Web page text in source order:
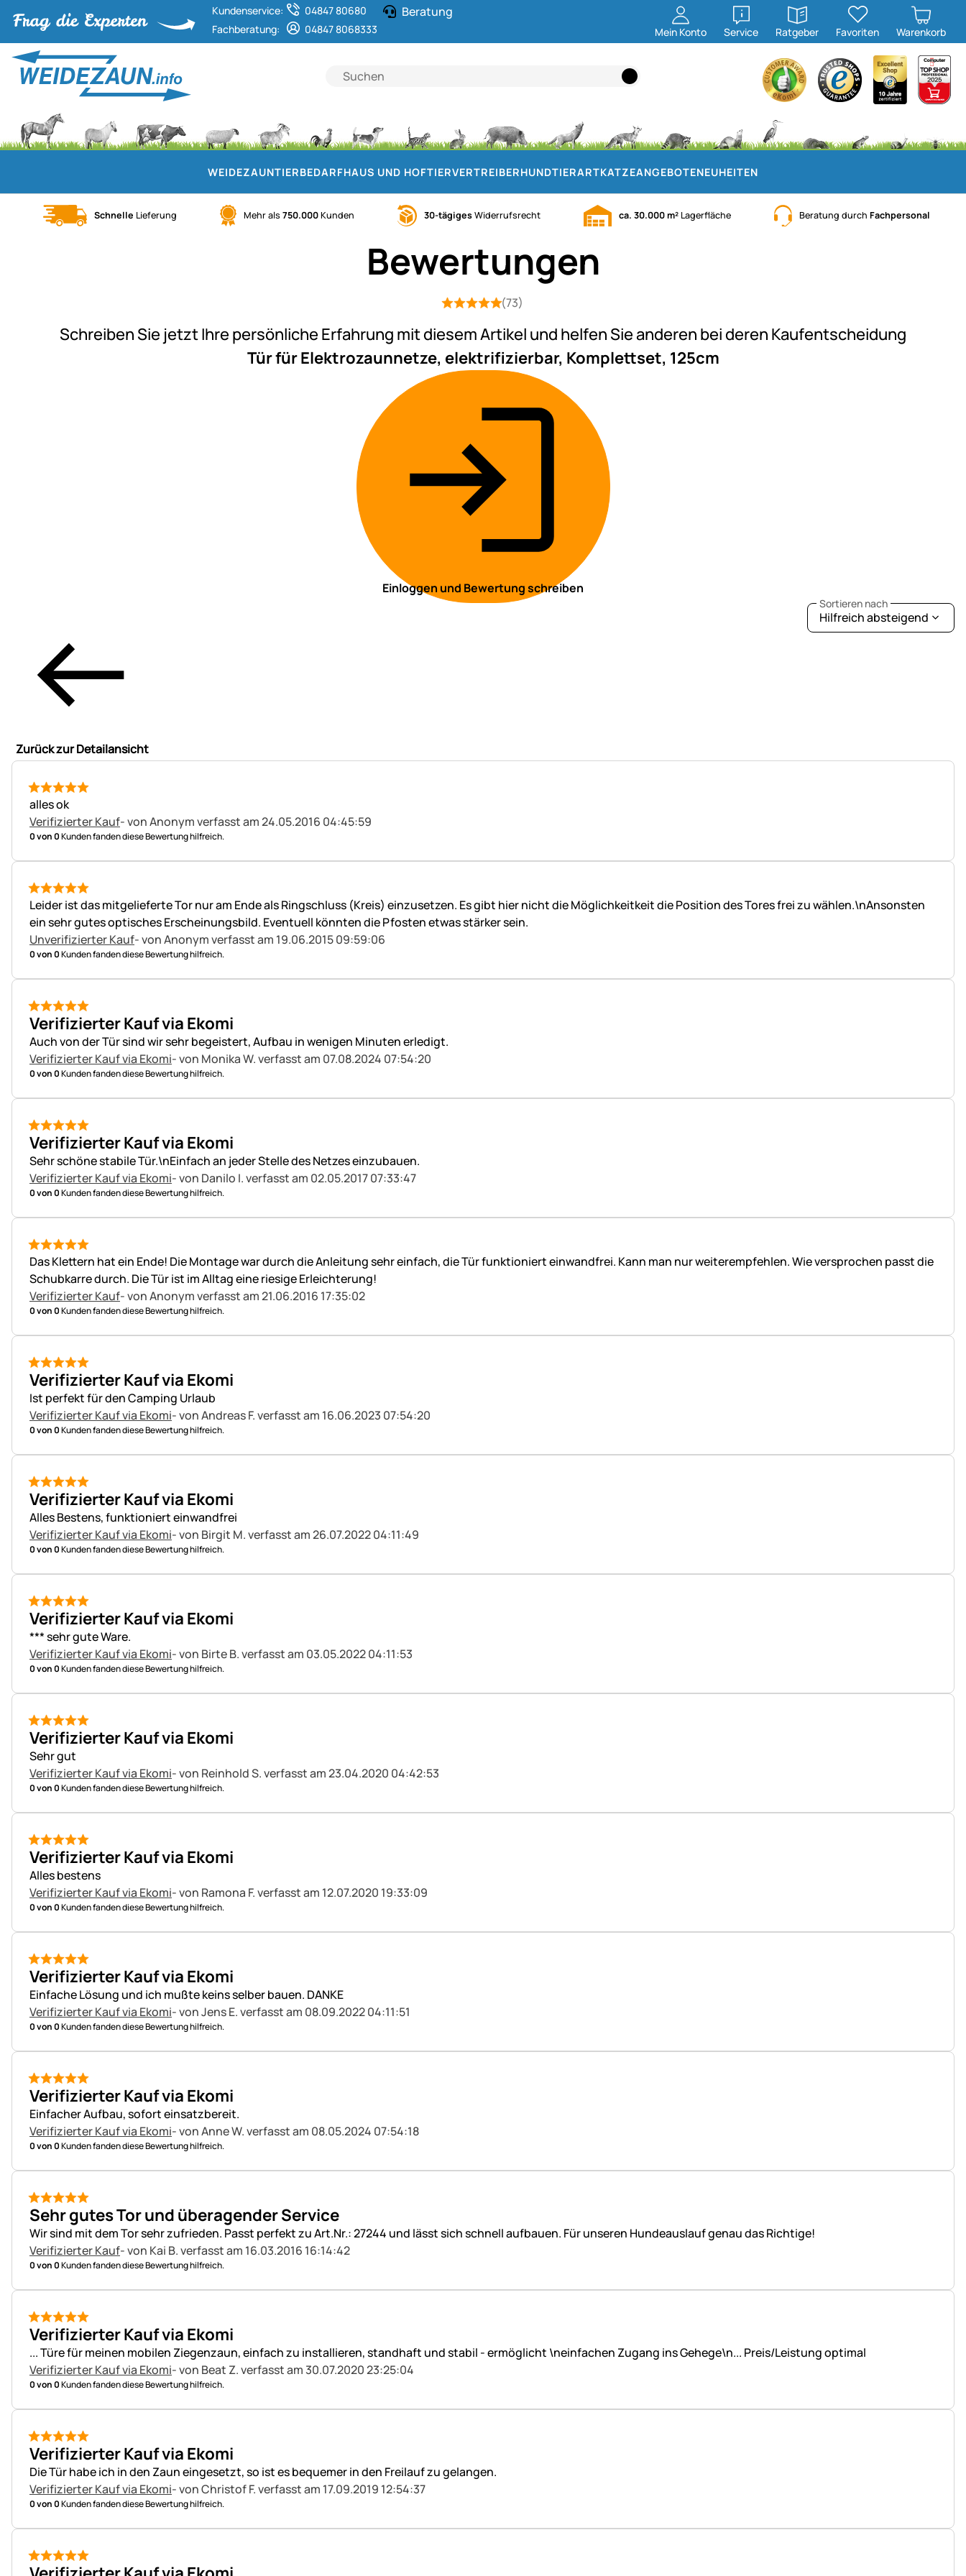
Kundenservice:
04847 80680
Fachberatung:
04847 8068333
Beratung
Mein Konto Service
öffnen
Ratgeber
öffnen
Favoriten Warenkorb
WEIDEZAUNTIERBEDARFHAUS UND HOFTIERVERTREIBERHUNDTIERARTKATZEANGEBOTENEUHEITEN
Schnelle Lieferung Mehr als 750.000Kunden 30-tägigesWiderrufsrecht ca. 30.000 m² Lagerfläche Beratung durch Fachpersonal
Bewertungen
Bewertung: 5 von 5 (73 Bewertungen)
73 Bewertungen
(73)
Schreiben Sie jetzt Ihre persönliche Erfahrung mit diesem Artikel und helfen Sie anderen bei deren Kaufentscheidung
Tür für Elektrozaunnetze, elektrifizierbar, Komplettset, 125cm
Einloggen und Bewertung schreiben
Zurück zur Detailansicht
Sortieren nach
Hilfreich absteigend
5 von 5
alles ok
Verifizierter Kauf- von Anonymverfasst am 24.05.2016 04:45:59
0 von 0Kunden fanden diese Bewertung hilfreich.
5 von 5
Leider ist das mitgelieferte Tor nur am Ende als Ringschluss (Kreis) einzusetzen. Es gibt hier nicht die Möglichkeitkeit die Position des Tores frei zu wählen.\nAnsonsten
ein sehr gutes optisches Erscheinungsbild. Eventuell könnten die Pfosten etwas stärker sein.
Unverifizierter Kauf- von Anonymverfasst am 19.06.2015 09:59:06
0 von 0Kunden fanden diese Bewertung hilfreich.
5 von 5
Verifizierter Kauf via Ekomi
Auch von der Tür sind wir sehr begeistert, Aufbau in wenigen Minuten erledigt.
Verifizierter Kauf via Ekomi- von Monika W.verfasst am 07.08.2024 07:54:20
0 von 0Kunden fanden diese Bewertung hilfreich.
5 von 5
Verifizierter Kauf via Ekomi
Sehr schöne stabile Tür.\nEinfach an jeder Stelle des Netzes einzubauen.
Verifizierter Kauf via Ekomi- von Danilo I.verfasst am 02.05.2017 07:33:47
0 von 0Kunden fanden diese Bewertung hilfreich.
5 von 5
Das Klettern hat ein Ende! Die Montage war durch die Anleitung sehr einfach, die Tür funktioniert einwandfrei. Kann man nur weiterempfehlen. Wie versprochen passt die
Schubkarre durch. Die Tür ist im Alltag eine riesige Erleichterung!
Verifizierter Kauf- von Anonymverfasst am 21.06.2016 17:35:02
0 von 0Kunden fanden diese Bewertung hilfreich.
5 von 5
Verifizierter Kauf via Ekomi
Ist perfekt für den Camping Urlaub
Verifizierter Kauf via Ekomi- von Andreas F.verfasst am 16.06.2023 07:54:20
0 von 0Kunden fanden diese Bewertung hilfreich.
5 von 5
Verifizierter Kauf via Ekomi
Alles Bestens, funktioniert einwandfrei
Verifizierter Kauf via Ekomi- von Birgit M.verfasst am 26.07.2022 04:11:49
0 von 0Kunden fanden diese Bewertung hilfreich.
5 von 5
Verifizierter Kauf via Ekomi
*** sehr gute Ware.
Verifizierter Kauf via Ekomi- von Birte B.verfasst am 03.05.2022 04:11:53
0 von 0Kunden fanden diese Bewertung hilfreich.
5 von 5
Verifizierter Kauf via Ekomi
Sehr gut
Verifizierter Kauf via Ekomi- von Reinhold S.verfasst am 23.04.2020 04:42:53
0 von 0Kunden fanden diese Bewertung hilfreich.
5 von 5
Verifizierter Kauf via Ekomi
Alles bestens
Verifizierter Kauf via Ekomi- von Ramona F.verfasst am 12.07.2020 19:33:09
0 von 0Kunden fanden diese Bewertung hilfreich.
5 von 5
Verifizierter Kauf via Ekomi
Einfache Lösung und ich mußte keins selber bauen. DANKE
Verifizierter Kauf via Ekomi- von Jens E.verfasst am 08.09.2022 04:11:51
0 von 0Kunden fanden diese Bewertung hilfreich.
5 von 5
Verifizierter Kauf via Ekomi
Einfacher Aufbau, sofort einsatzbereit.
Verifizierter Kauf via Ekomi- von Anne W.verfasst am 08.05.2024 07:54:18
0 von 0Kunden fanden diese Bewertung hilfreich.
5 von 5
Sehr gutes Tor und überagender Service
Wir sind mit dem Tor sehr zufrieden. Passt perfekt zu Art.Nr.: 27244 und lässt sich schnell aufbauen. Für unseren Hundeauslauf genau das Richtige!
Verifizierter Kauf- von Kai B.verfasst am 16.03.2016 16:14:42
0 von 0Kunden fanden diese Bewertung hilfreich.
5 von 5
Verifizierter Kauf via Ekomi
... Türe für meinen mobilen Ziegenzaun, einfach zu installieren, standhaft und stabil - ermöglicht \neinfachen Zugang ins Gehege\n... Preis/Leistung optimal
Verifizierter Kauf via Ekomi- von Beat Z.verfasst am 30.07.2020 23:25:04
0 von 0Kunden fanden diese Bewertung hilfreich.
5 von 5
Verifizierter Kauf via Ekomi
Die Tür habe ich in den Zaun eingesetzt, so ist es bequemer in den Freilauf zu gelangen.
Verifizierter Kauf via Ekomi- von Christof F.verfasst am 17.09.2019 12:54:37
0 von 0Kunden fanden diese Bewertung hilfreich.
5 von 5